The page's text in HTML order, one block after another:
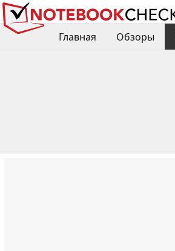
Главная Обзоры